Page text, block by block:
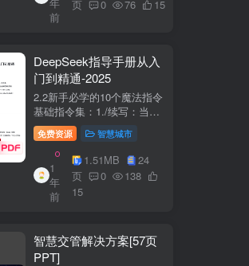
+医疗企业案例分析5中国互
联网+医疗...
年
前
页 0 76 15
DeepSeek指导手册从入
门到精通-2025
2.2新手必学的10个魔法指令
基础指令集：1./续写：当回
答中断时自动继续生成2./简
化：将复杂内容转换成大白
话3./示例：要求展示实际案
例（特别是写代码时）4./步
骤：让AI分步骤指导操作流
程5./检...
免费资源 智慧城市
1
年
前
1.51MB
24
页
0
138
15
智慧交管解决方案[57页
PPT]